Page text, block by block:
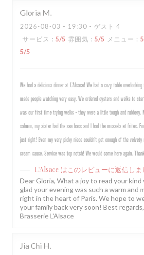
Gloria M
2026-08-03 - 19:30 - ゲスト 4
サービス : 5/5 雰囲気 : 5/5 メニュー : 5
5/5
We had a delicious dinner at L’Alsace! We had a cozy table
made people watching very easy. We ordered oysters and welks to
was our first time trying welks - they were a little tough and rubbery.
salmon, my sister had the sea bass and I had the mussels et frites.
just right! Even my very picky niece couldn’t get enough of the velvety
cream sauce. Service was top notch! We would come here again.
L'Alsace はこのレビューに返信しま
Dear Gloria, What a joy to read your
glad your evening was such a warm and
right in the heart of Paris. We hope to
your family back very soon! Best
Brasserie L'Alsace
Jia Chi H